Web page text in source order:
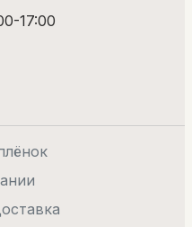
17:00